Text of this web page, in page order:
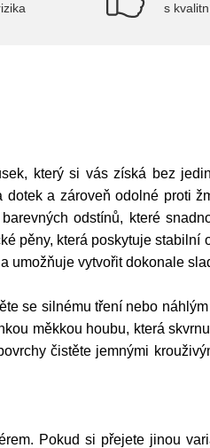
s
který si vás získá bez
a zároveň odolné proti
odstínů, které
pěny, která poskytuje
umožňuje vytvořit dokonale
se silnému tření nebo
měkkou houbu, která
čistěte jemnými
Pokud si přejete jinou